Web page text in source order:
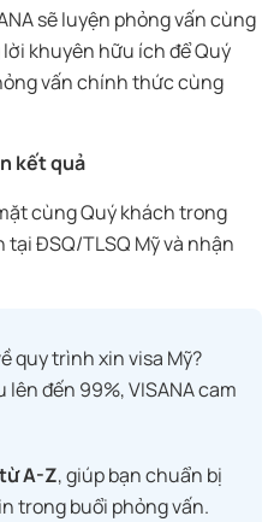
sẽ luyện phỏng vấn cùng
khuyên hữu ích để Quý
vấn chính thức cùng
kết quả
cùng Quý khách trong
tại ĐSQ/TLSQ Mỹ và nhận
quy trình xin visa Mỹ?
đến 99%, VISANA cam
A-Z, giúp bạn chuẩn bị
trong buổi phỏng vấn.